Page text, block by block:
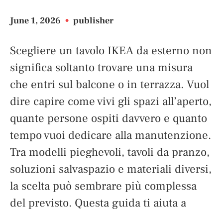
June 1, 2026 • publisher
Scegliere un tavolo IKEA da esterno non
significa soltanto trovare una misura
che entri sul balcone o in terrazza. Vuol
dire capire come vivi gli spazi all’aperto,
quante persone ospiti davvero e quanto
tempo vuoi dedicare alla manutenzione.
Tra modelli pieghevoli, tavoli da pranzo,
soluzioni salvaspazio e materiali diversi,
la scelta può sembrare più complessa
del previsto. Questa guida ti aiuta a